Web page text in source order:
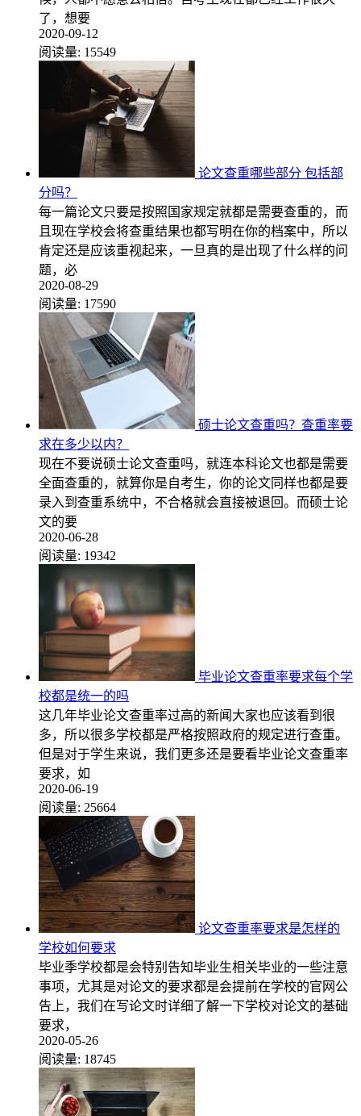
了，想要
2020-09-12
阅读量: 15549
论文查重哪些部分 包括部
分吗？
每一篇论文只要是按照国家规定就都是需要查重的，而
且现在学校会将查重结果也都写明在你的档案中，所以
肯定还是应该重视起来，一旦真的是出现了什么样的问
题，必
2020-08-29
阅读量: 17590
硕士论文查重吗？查重率要
求在多少以内？
现在不要说硕士论文查重吗，就连本科论文也都是需要
全面查重的，就算你是自考生，你的论文同样也都是要
录入到查重系统中，不合格就会直接被退回。而硕士论
文的要
2020-06-28
阅读量: 19342
毕业论文查重率要求每个学
校都是统一的吗
这几年毕业论文查重率过高的新闻大家也应该看到很
多，所以很多学校都是严格按照政府的规定进行查重。
但是对于学生来说，我们更多还是要看毕业论文查重率
要求，如
2020-06-19
阅读量: 25664
论文查重率要求是怎样的
学校如何要求
毕业季学校都是会特别告知毕业生相关毕业的一些注意
事项，尤其是对论文的要求都是会提前在学校的官网公
告上，我们在写论文时详细了解一下学校对论文的基础
要求，
2020-05-26
阅读量: 18745